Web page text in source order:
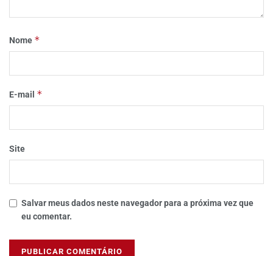
Nome *
E-mail *
Site
Salvar meus dados neste navegador para a próxima vez que
eu comentar.